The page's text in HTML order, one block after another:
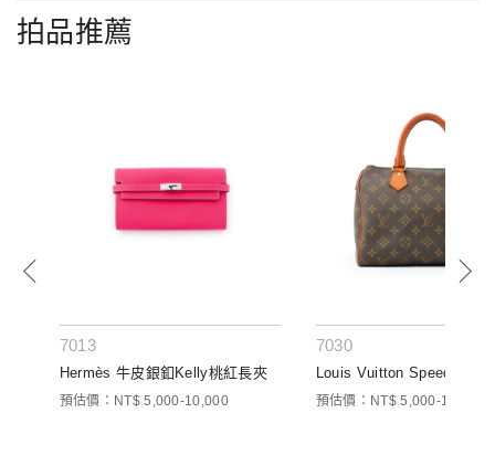
拍品推薦
7013
Hermès 牛皮銀釦Kelly桃紅長夾
預估價：NT$ 5,000-10,000
7030
Louis Vuitton Speedy 25
預估價：NT$ 5,000-10,000